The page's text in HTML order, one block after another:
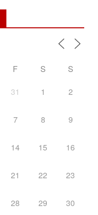
F S
S
31 1 2
7 8 9
14 15 16
21 22 23
28 29 30